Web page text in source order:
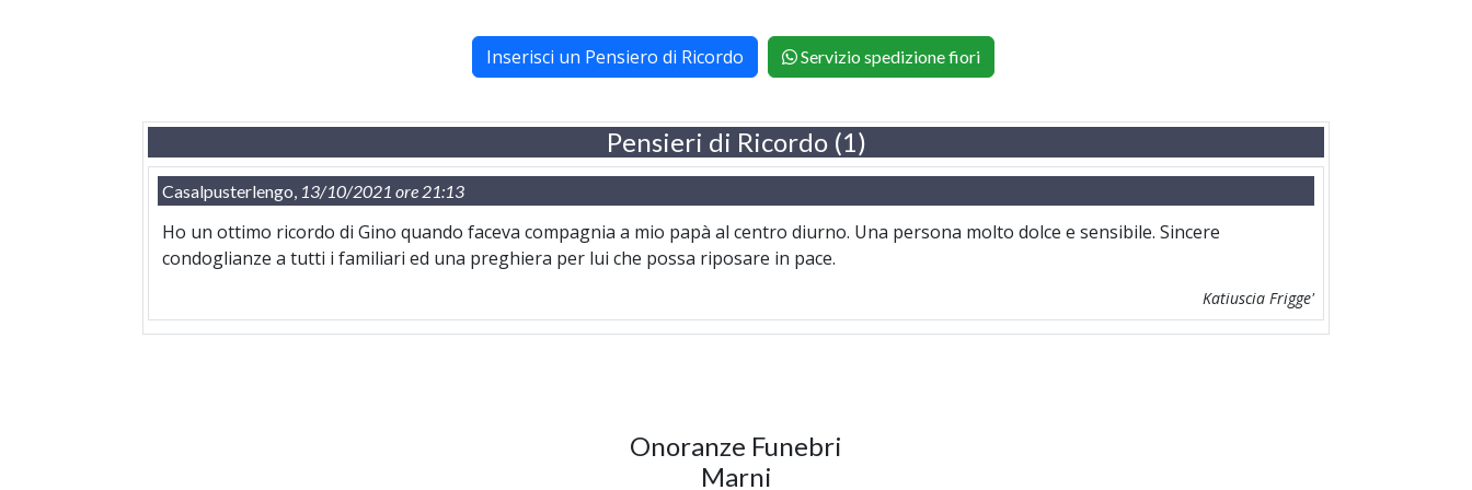
Inserisci un Pensiero di Ricordo Servizio spedizione fiori
Pensieri di Ricordo (1)
Casalpusterlengo, 13/10/2021 ore 21:13
Ho un ottimo ricordo di Gino quando faceva compagnia a mio papà al centro diurno. Una persona molto dolce e sensibile. Sincere
condoglianze a tutti i familiari ed una preghiera per lui che possa riposare in pace.
Katiuscia Frigge'
Onoranze Funebri
Marni